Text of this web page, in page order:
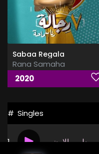
Sabaa Regala
Rana Samaha
2020
# Singles
1 طوب الارض